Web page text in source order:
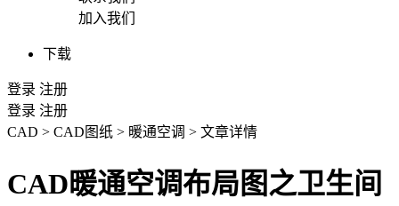
加入我们
下载
登录 注册
登录 注册
CAD > CAD图纸 > 暖通空调 > 文章详情
CAD暖通空调布局图之卫生间